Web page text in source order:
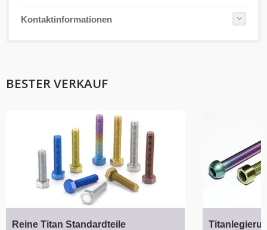
Kontaktinformationen
BESTER VERKAUF
Reine Titan Standardteile